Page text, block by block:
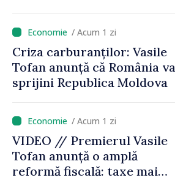
/ Acum 1 zi
Criza carburanților: Vasile
Tofan anunță că România va
sprijini Republica Moldova
/ Acum 1 zi
VIDEO // Premierul Vasile
Tofan anunță o amplă
reformă fiscală: taxe mai